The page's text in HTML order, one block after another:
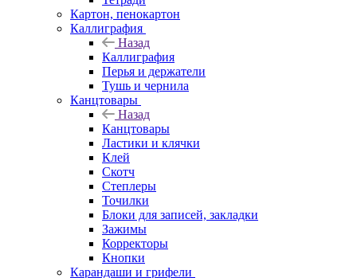
Картон, пенокартон
Каллиграфия
Назад
Каллиграфия
Перья и держатели
Тушь и чернила
Канцтовары
Назад
Канцтовары
Ластики и клячки
Клей
Скотч
Степлеры
Точилки
Блоки для записей, закладки
Зажимы
Корректоры
Кнопки
Карандаши и грифели